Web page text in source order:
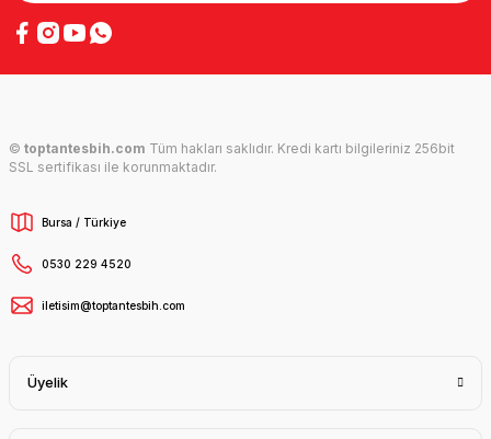
© toptantesbih.com Tüm hakları saklıdır. Kredi kartı bilgileriniz 256bit
SSL sertifikası ile korunmaktadır.
Bursa / Türkiye
0530 229 4520
iletisim@toptantesbih.com
Üyelik